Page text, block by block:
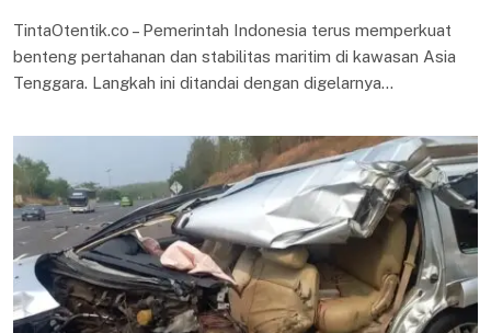
TintaOtentik.co – Pemerintah Indonesia terus memperkuat
benteng pertahanan dan stabilitas maritim di kawasan Asia
Tenggara. Langkah ini ditandai dengan digelarnya…